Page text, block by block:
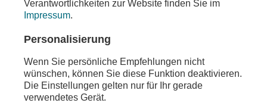
Verantwortlichkeiten zur Website finden Sie im
Impressum.
Personalisierung
Wenn Sie persönliche Empfehlungen nicht
wünschen, können Sie diese Funktion deaktivieren.
Die Einstellungen gelten nur für Ihr gerade
verwendetes Gerät.